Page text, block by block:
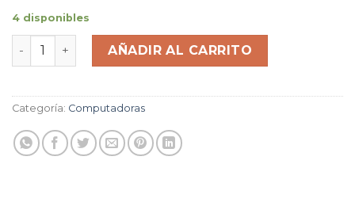
4 disponibles
Equipo Recertificado Lenovo M83 Intel G3220 4Gb/
AÑADIR AL CARRITO
Categoría: Computadoras